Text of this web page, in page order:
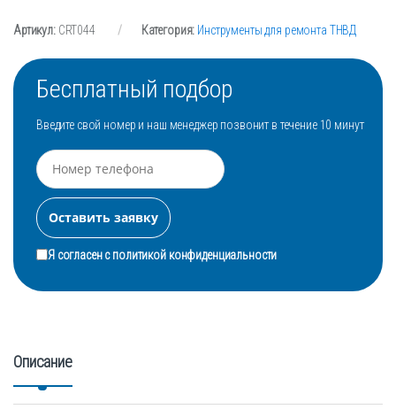
Артикул: CRT044 Категория: Инструменты для ремонта ТНВД
Бесплатный подбор
Введите свой номер и наш менеджер позвонит в течение 10 минут
Я согласен сполитикой конфиденциальности
Описание